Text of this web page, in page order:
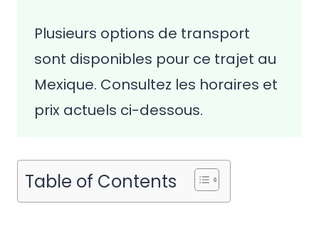
Plusieurs options de transport
sont disponibles pour ce trajet au
Mexique. Consultez les horaires et
prix actuels ci-dessous.
Table of Contents